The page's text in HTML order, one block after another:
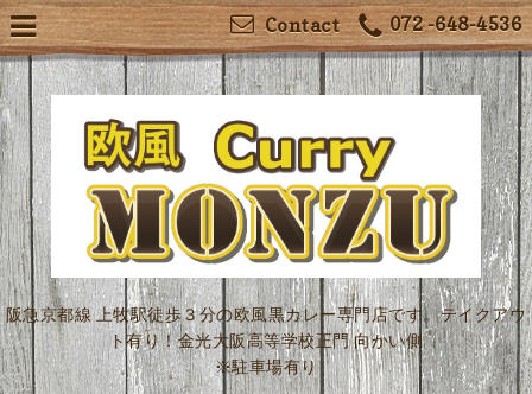
072 -648-4536
Contact
阪急京都線 上牧駅徒歩３分の欧風黒カレー専門店です。テイクアウ
ト有り！金光大阪高等学校正門 向かい側
※駐車場有り